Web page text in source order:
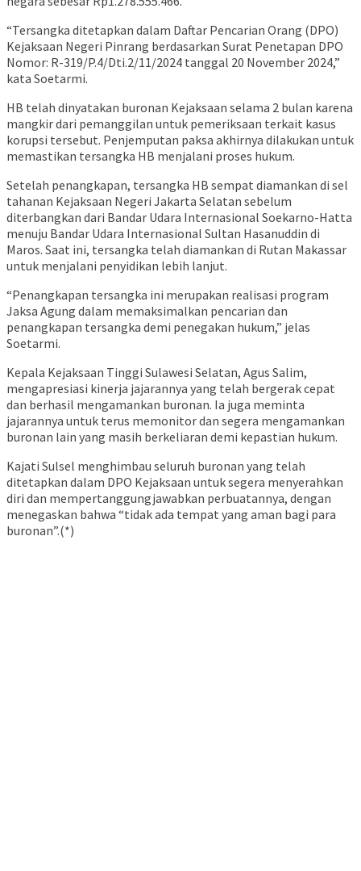
“Tersangka ditetapkan dalam Daftar Pencarian Orang (DPO)
Kejaksaan Negeri Pinrang berdasarkan Surat Penetapan DPO
Nomor: R-319/P.4/Dti.2/11/2024 tanggal 20 November 2024,”
kata Soetarmi.
HB telah dinyatakan buronan Kejaksaan selama 2 bulan karena
mangkir dari pemanggilan untuk pemeriksaan terkait kasus
korupsi tersebut. Penjemputan paksa akhirnya dilakukan untuk
memastikan tersangka HB menjalani proses hukum.
Setelah penangkapan, tersangka HB sempat diamankan di sel
tahanan Kejaksaan Negeri Jakarta Selatan sebelum
diterbangkan dari Bandar Udara Internasional Soekarno-Hatta
menuju Bandar Udara Internasional Sultan Hasanuddin di
Maros. Saat ini, tersangka telah diamankan di Rutan Makassar
untuk menjalani penyidikan lebih lanjut.
“Penangkapan tersangka ini merupakan realisasi program
Jaksa Agung dalam memaksimalkan pencarian dan
penangkapan tersangka demi penegakan hukum,” jelas
Soetarmi.
Kepala Kejaksaan Tinggi Sulawesi Selatan, Agus Salim,
mengapresiasi kinerja jajarannya yang telah bergerak cepat
dan berhasil mengamankan buronan. Ia juga meminta
jajarannya untuk terus memonitor dan segera mengamankan
buronan lain yang masih berkeliaran demi kepastian hukum.
Kajati Sulsel menghimbau seluruh buronan yang telah
ditetapkan dalam DPO Kejaksaan untuk segera menyerahkan
diri dan mempertanggungjawabkan perbuatannya, dengan
menegaskan bahwa “tidak ada tempat yang aman bagi para
buronan”.(*)